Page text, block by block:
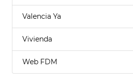
Valencia Ya
Vivienda
Web FDM